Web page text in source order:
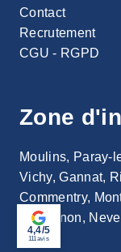
4,4/5
111 avis
Contact
Recrutement
CGU - RGPD
Zone
Moulins, Paray-
Vichy, Gannat,
Commentry,
Gueugnon,